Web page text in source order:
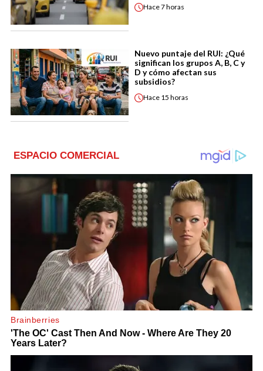
Hace7 horas
Nuevo puntaje del RUI: ¿Qué
significan los grupos A, B, C y
D y cómo afectan sus
subsidios?
Hace 15 horas